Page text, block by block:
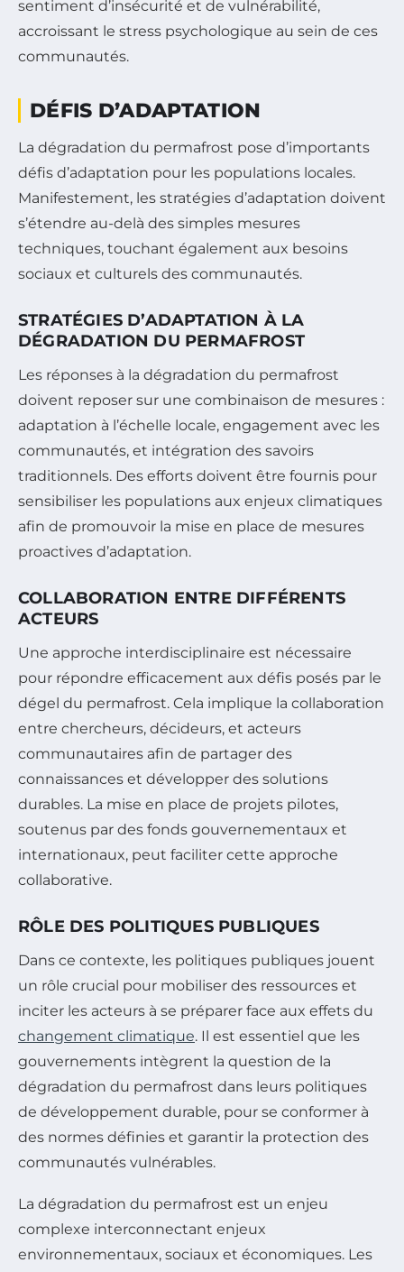
sentiment d’insécurité et de vulnérabilité,
accroissant le stress psychologique au sein de ces
communautés.
DÉFIS D’ADAPTATION
La dégradation du permafrost pose d’importants
défis d’adaptation pour les populations locales.
Manifestement, les stratégies d’adaptation doivent
s’étendre au-delà des simples mesures
techniques, touchant également aux besoins
sociaux et culturels des communautés.
STRATÉGIES D’ADAPTATION À LA
DÉGRADATION DU PERMAFROST
Les réponses à la dégradation du permafrost
doivent reposer sur une combinaison de mesures :
adaptation à l’échelle locale, engagement avec les
communautés, et intégration des savoirs
traditionnels. Des efforts doivent être fournis pour
sensibiliser les populations aux enjeux climatiques
afin de promouvoir la mise en place de mesures
proactives d’adaptation.
COLLABORATION ENTRE DIFFÉRENTS
ACTEURS
Une approche interdisciplinaire est nécessaire
pour répondre efficacement aux défis posés par le
dégel du permafrost. Cela implique la collaboration
entre chercheurs, décideurs, et acteurs
communautaires afin de partager des
connaissances et développer des solutions
durables. La mise en place de projets pilotes,
soutenus par des fonds gouvernementaux et
internationaux, peut faciliter cette approche
collaborative.
RÔLE DES POLITIQUES PUBLIQUES
Dans ce contexte, les politiques publiques jouent
un rôle crucial pour mobiliser des ressources et
inciter les acteurs à se préparer face aux effets du
changement climatique. Il est essentiel que les
gouvernements intègrent la question de la
dégradation du permafrost dans leurs politiques
de développement durable, pour se conformer à
des normes définies et garantir la protection des
communautés vulnérables.
La dégradation du permafrost est un enjeu
complexe interconnectant enjeux
environnementaux, sociaux et économiques. Les